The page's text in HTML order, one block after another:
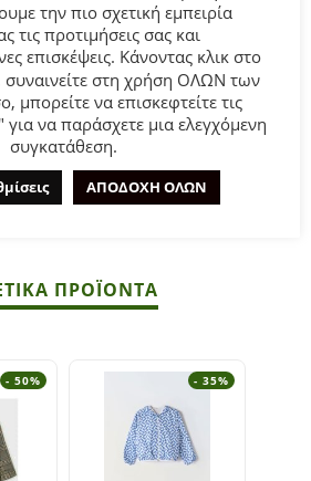
kids για κορίτσι από 6 έως 16
χρώμα με στρας.
στους 30°C.
ΠΡΟΪΌΝΤΑ
- 50% - 35%
την πιο σχετική εμπειρία
τις προτιμήσεις σας και
επισκέψεις. Κάνοντας κλικ στο
στη χρήση ΟΛΩΝ των
μπορείτε να επισκεφτείτε τις
για να παράσχετε μια ελεγχόμενη
συγκατάθεση.
ΑΠΟΔΟΧΗ ΟΛΩΝ